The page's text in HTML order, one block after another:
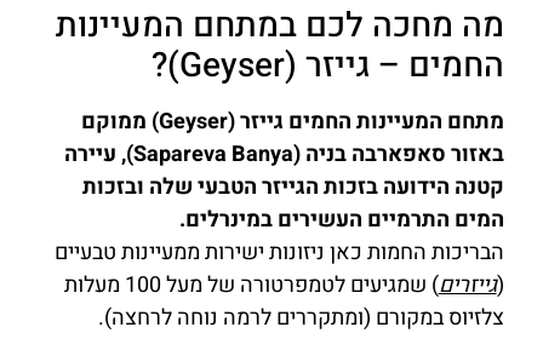
מה מחכה לכם במתחם המעיינות
החמים – גייזר (Geyser)?
מתחם המעיינות החמים גייזר (Geyser) ממוקם
באזור סאפארבה בניה (Sapareva Banya), עיירה
קטנה הידועה בזכות הגייזר הטבעי שלה ובזכות
המים התרמיים העשירים במינרלים.
הבריכות החמות כאן ניזונות ישירות ממעיינות טבעיים
(גייזרים
) שמגיעים לטמפרטורה של מעל 100 מעלות
צלזיוס במקורם (ומתקררים לרמה נוחה לרחצה).